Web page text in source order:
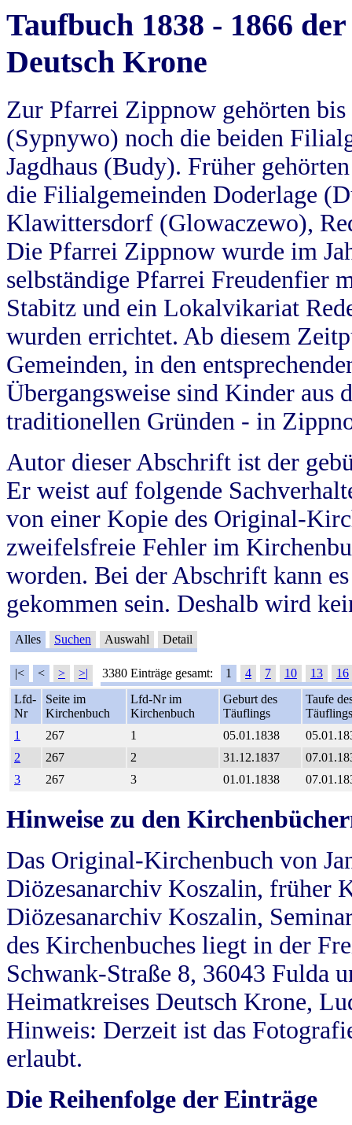
Taufbuch 1838 - 1866
Deutsch Krone
Zur Pfarrei Zippnow gehörten
(Sypnywo) noch die beiden
Jagdhaus (Budy). Früher
die Filialgemeinden Doderlage
Klawittersdorf (Glowaczewo),
Die Pfarrei Zippnow wurde im
selbständige Pfarrei Freudenfier
Stabitz und ein Lokalvikariat
wurden errichtet. Ab diesem
Gemeinden, in den
Übergangsweise sind Kinder aus
traditionellen Gründen - in
Autor dieser Abschrift ist der
Er weist auf folgende
von einer Kopie des Original-
zweifelsfreie Fehler im
worden. Bei der Abschrift kann
gekommen sein. Deshalb wird
Alles Suchen Auswahl Detail
|< < > >| 3380 Einträge gesamt: 1 4 7 10 13
16
Lfd-
Nr
Seite im
Kirchenbuch
Lfd-Nr im
Kirchenbuch
Geburt des
Täuflings
Taufe
Täuflings
1
267 1 05.01.1838
2
267 2 31.12.1837
3
267 3 01.01.1838
Hinweise zu den
Das Original-Kirchenbuch von
Diözesanarchiv Koszalin, früher
Diözesanarchiv Koszalin,
des Kirchenbuches liegt in der
Schwank-Straße 8, 36043 Fulda
Heimatkreises Deutsch Krone,
Hinweis: Derzeit ist das
erlaubt.
Die Reihenfolge der Einträge